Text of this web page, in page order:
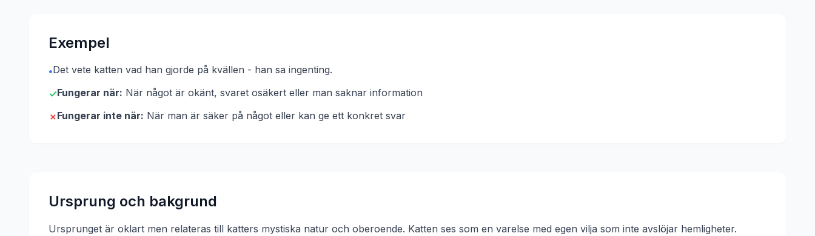
Exempel
•Det vete katten vad han gjorde på kvällen - han sa ingenting.
✓Fungerar när: När något är okänt, svaret osäkert eller man saknar information
✗Fungerar inte när: När man är säker på något eller kan ge ett konkret svar
Ursprung och bakgrund
Ursprunget är oklart men relateras till katters mystiska natur och oberoende. Katten ses som en varelse med egen vilja som inte avslöjar hemligheter.